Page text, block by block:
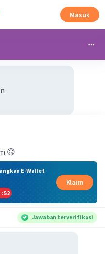
Masuk
🙃
E-Wallet
:51
Klaim
Jawaban terverifikasi